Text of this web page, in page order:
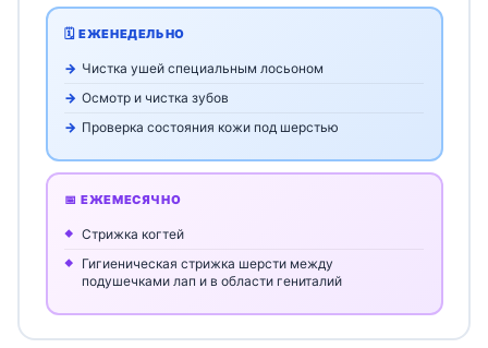
🗓️ ЕЖЕНЕДЕЛЬНО
Чистка ушей специальным лосьоном
Осмотр и чистка зубов
Проверка состояния кожи под шерстью
📅 ЕЖЕМЕСЯЧНО
Стрижка когтей
Гигиеническая стрижка шерсти между
подушечками лап и в области гениталий